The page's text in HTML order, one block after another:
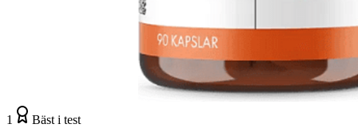
1 Bäst i test